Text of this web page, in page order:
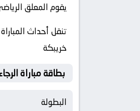
يقوم المعلق
تنقل أحداث
خريبكة
بطاقة مباراة
البطولة